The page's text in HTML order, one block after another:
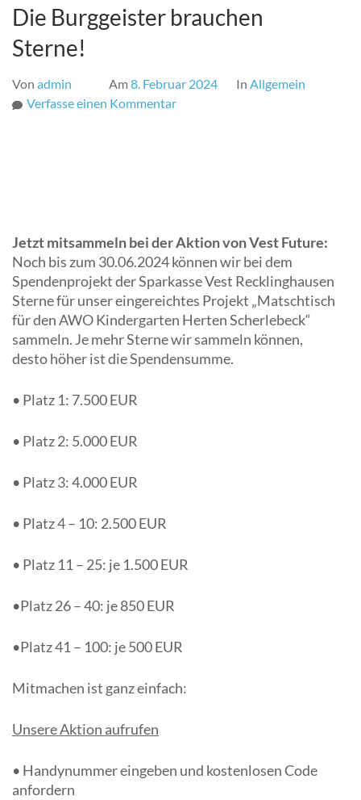
Die Burggeister brauchen
Sterne!
Von admin Am 8. Februar 2024 In Allgemein
Verfasse einen Kommentarzu
Jetzt mitsammeln bei der Aktion von Vest Future:
Noch bis zum 30.06.2024 können wir bei dem
Spendenprojekt der Sparkasse Vest Recklinghausen
Sterne für unser eingereichtes Projekt „Matschtisch
für den AWO Kindergarten Herten Scherlebeck“
sammeln. Je mehr Sterne wir sammeln können,
desto höher ist die Spendensumme.
• Platz 1: 7.500 EUR
• Platz 2: 5.000 EUR
• Platz 3: 4.000 EUR
• Platz 4 – 10: 2.500 EUR
• Platz 11 – 25: je 1.500 EUR
•Platz 26 – 40: je 850 EUR
•Platz 41 – 100: je 500 EUR
Mitmachen ist ganz einfach:
Unsere Aktion aufrufen
• Handynummer eingeben und kostenlosen Code
anfordern